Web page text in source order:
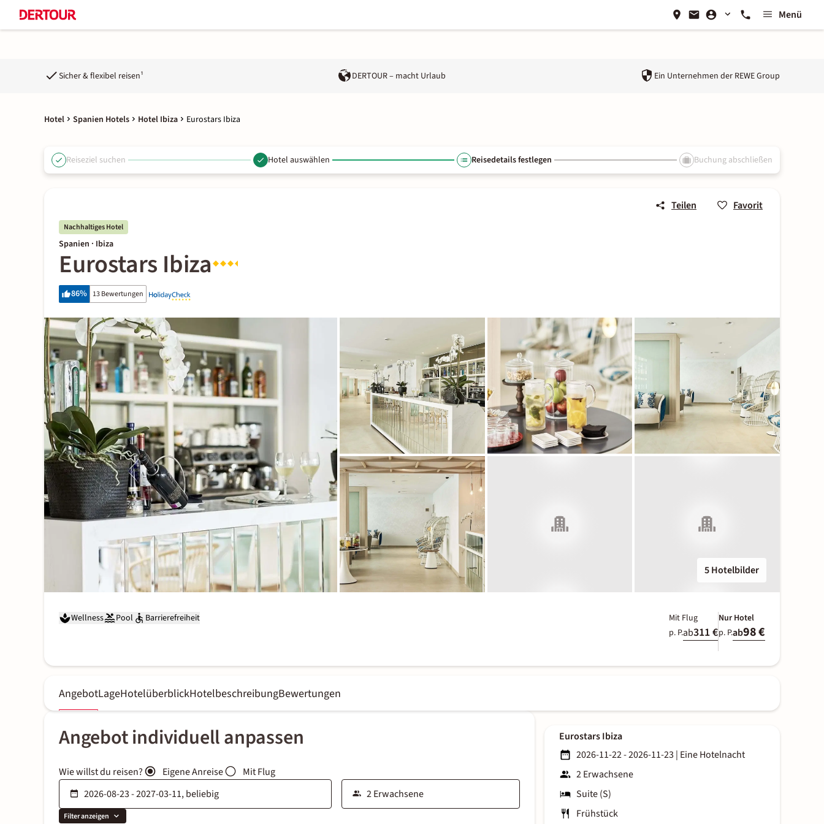
Menü
Sicher & flexibel reisen¹ DERTOUR – macht Urlaub Ein Unternehmen der REWE Group
Hotel Spanien Hotels Hotel Ibiza Eurostars Ibiza
Reiseziel suchen Hotel auswählen Reisedetails festlegen Buchung abschließen
Teilen Favorit
Nachhaltiges Hotel
Spanien · Ibiza
Eurostars Ibiza
86% 13 Bewertungen
5 Hotelbilder
Wellness Pool Barrierefreiheit
Mit Flug
p. P.ab311 €
Nur Hotel
p. P.ab98 €
AngebotLageHotelüberblickHotelbeschreibungBewertungen
Angebot individuell anpassen
Wie willst du reisen? Eigene Anreise Mit Flug
Filter anzeigen
Eurostars Ibiza
2026-11-22 - 2026-11-23 | Eine Hotelnacht
2 Erwachsene
Suite (S)
Frühstück